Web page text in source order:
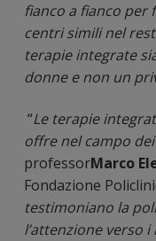
fianco a fianco per
centri simili nel
terapie integrate
donne e non un
“Le terapie
offre nel campo
professorMarco
Fondazione
testimoniano la
l’attenzione verso